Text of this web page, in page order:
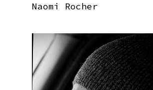
Naomi Rocher